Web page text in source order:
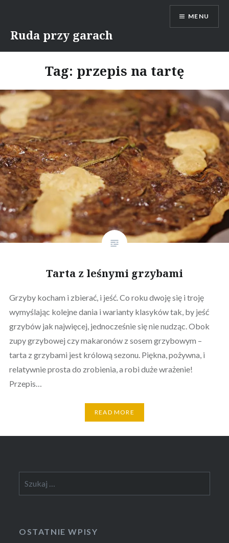
content
Ruda przy garach
MENU
Tag: przepis na tartę
Tarta z leśnymi grzybami
Grzyby kocham i zbierać, i jeść. Co roku dwoję się i troję
wymyślając kolejne dania i warianty klasyków tak, by jeść
grzybów jak najwięcej, jednocześnie się nie nudząc. Obok
zupy grzybowej czy makaronów z sosem grzybowym –
tarta z grzybami jest królową sezonu. Piękna, pożywna, i
relatywnie prosta do zrobienia, a robi duże wrażenie!
Przepis…
READ MORE
OSTATNIE WPISY